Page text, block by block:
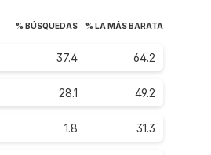
% BÚSQUEDAS % LA MÁS BARATA
37.4 64.2
28.1 49.2
1.8 31.3